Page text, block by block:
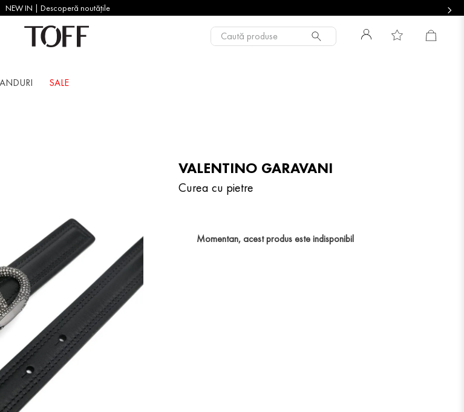
NEW IN | Descoperă noutățile
Caută produse
SALE
VALENTINO GARAVANI
Curea cu pietre
Momentan, acest produs este indisponibil